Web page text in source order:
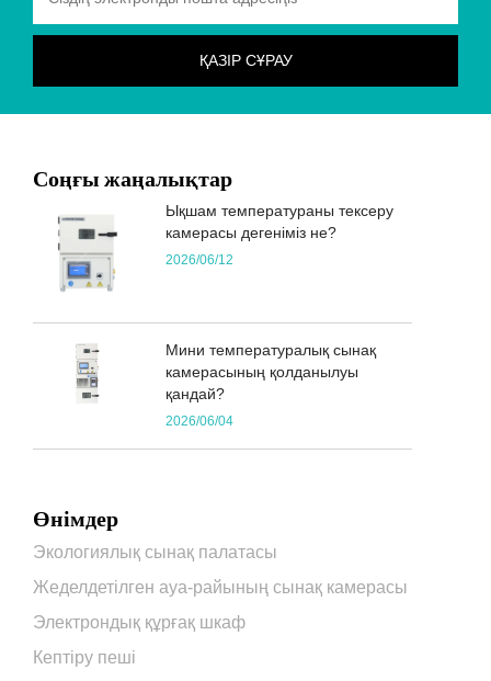
Соңғы жаңалықтар
Ықшам температураны тексеру
камерасы дегеніміз не?
2026/06/12
Мини температуралық сынақ
камерасының қолданылуы
қандай?
2026/06/04
Өнімдер
Экологиялық сынақ палатасы
Жеделдетілген ауа-райының сынақ камерасы
Электрондық құрғақ шкаф
Кептіру пеші